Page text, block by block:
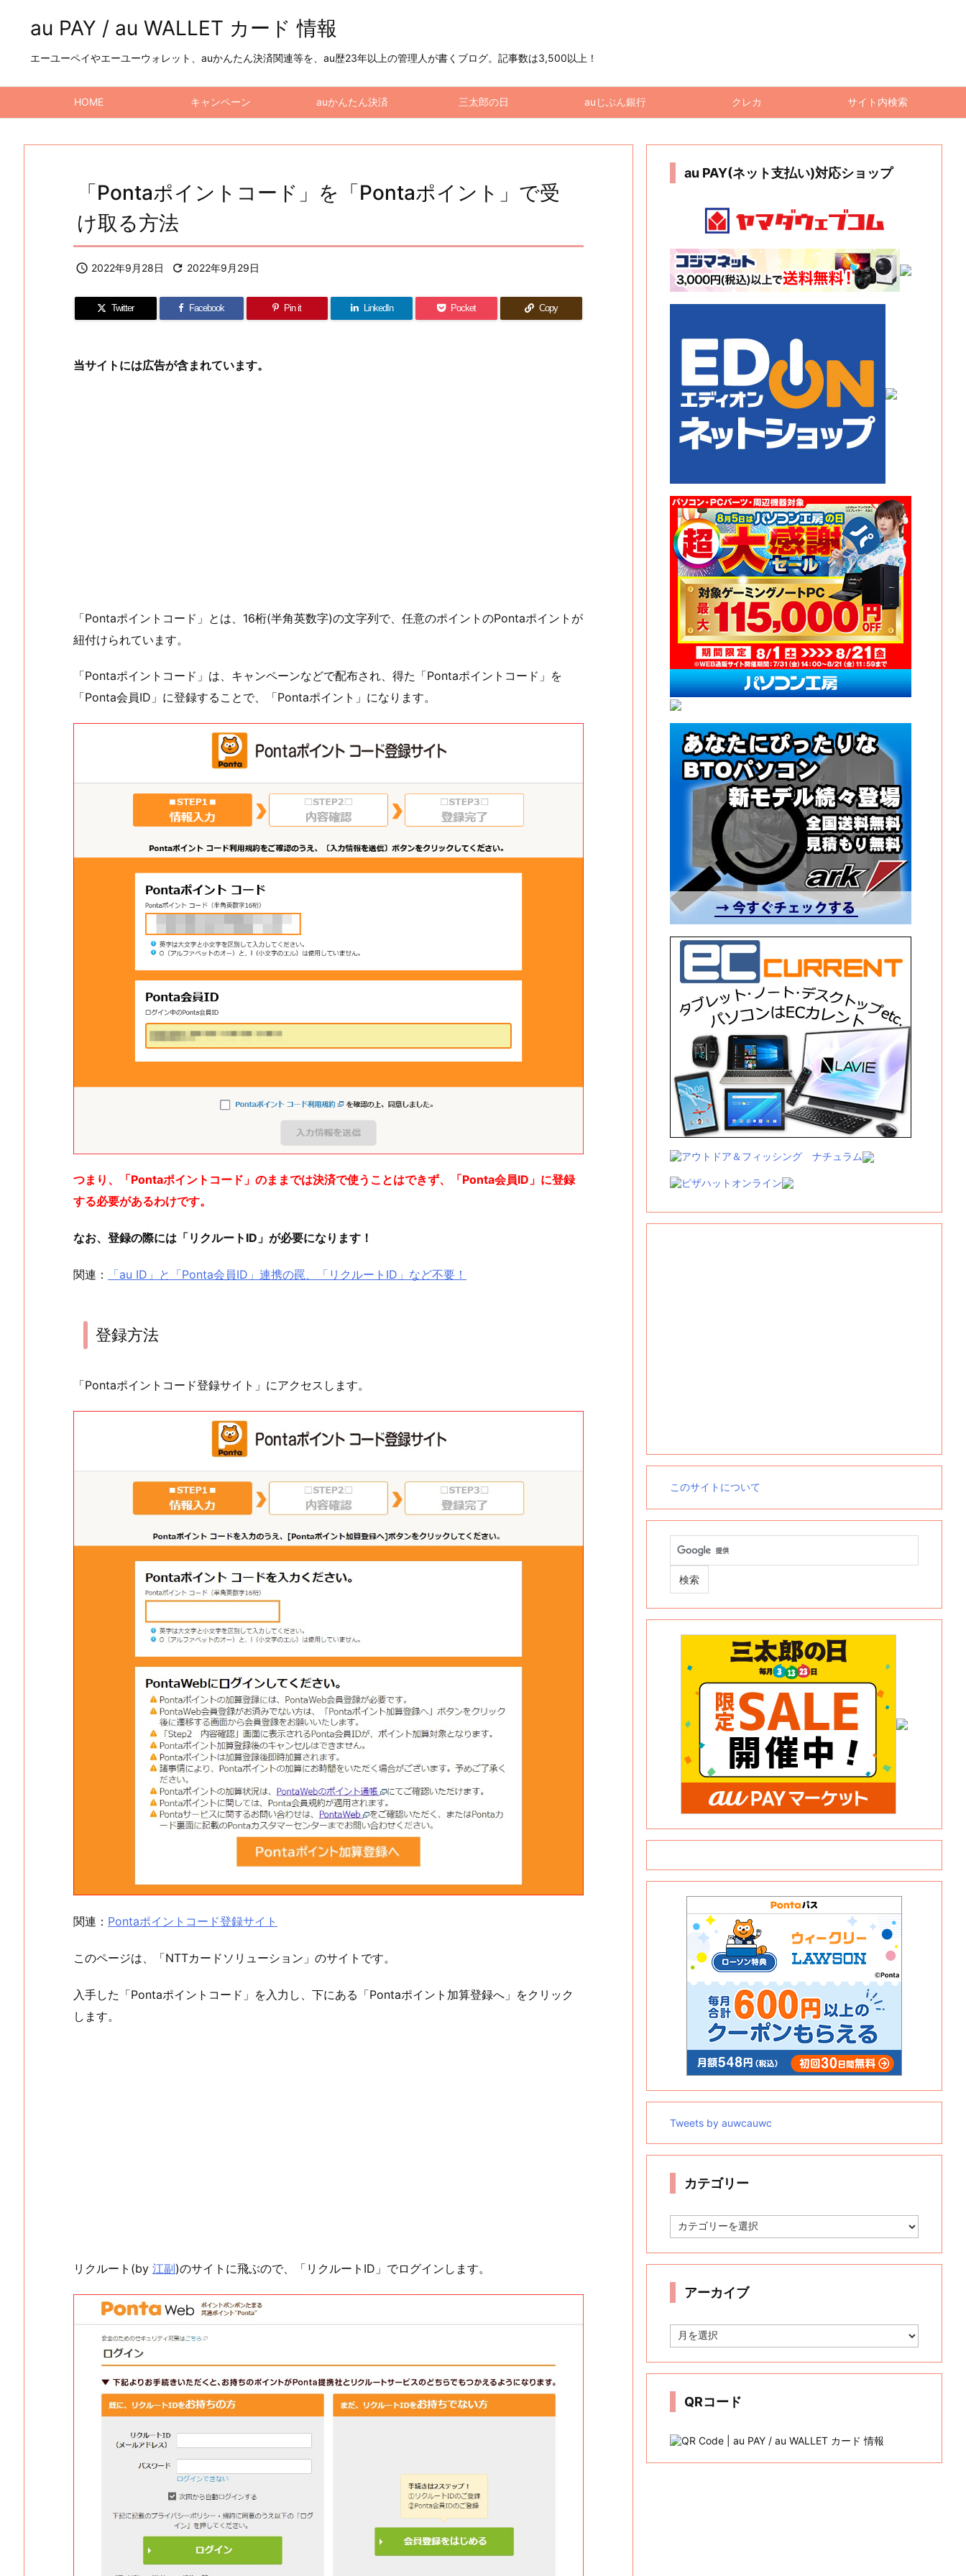
au PAY / au WALLET カード 情報
エーユーペイやエーユーウォレット、auかんたん決済関連等を、au歴23年以上の管理人が書くブログ。記事数は3,500以上！
HOME キャンペーン auかんたん決済 三太郎の日 auじぶん銀行 クレカ サイト内検索
「Pontaポイントコード」を「Pontaポイント」で受
け取る方法
 2022年9月28日  2022年9月29日
Twitter Facebook Pin it LinkedIn Pocket Copy
当サイトには広告が含まれています。
「Pontaポイントコード」とは、16桁(半角英数字)の文字列で、任意のポイントのPontaポイントが
紐付けられています。
「Pontaポイントコード」は、キャンペーンなどで配布され、得た「Pontaポイントコード」を
「Ponta会員ID」に登録することで、「Pontaポイント」になります。
つまり、「Pontaポイントコード」のままでは決済で使うことはできず、「Ponta会員ID」に登録
する必要があるわけです。
なお、登録の際には「リクルートID」が必要になります！
関連： 「au ID」と「Ponta会員ID」連携の罠、「リクルートID」など不要！
登録方法
「Pontaポイントコード登録サイト」にアクセスします。
関連： Pontaポイントコード登録サイト
このページは、「NTTカードソリューション」のサイトです。
入手した「Pontaポイントコード」を入力し、下にある「Pontaポイント加算登録へ」をクリック
します。
リクルート(by 江副)のサイトに飛ぶので、「リクルートID」でログインします。
au PAY(ネット支払い)対応ショップ
このサイトについて
Tweets by auwcauwc
カテゴリー
テ
リ
アーカイブ
ー
イ
QRコード